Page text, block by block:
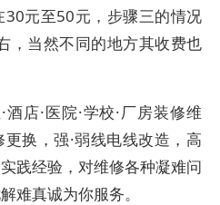
元至50元，步骤三的情况
，当然不同的地方其收费也
酒店·医院·学校·厂房装修维
换，强·弱线电线改造，高
践经验，对维修各种凝难问
难真诚为你服务。